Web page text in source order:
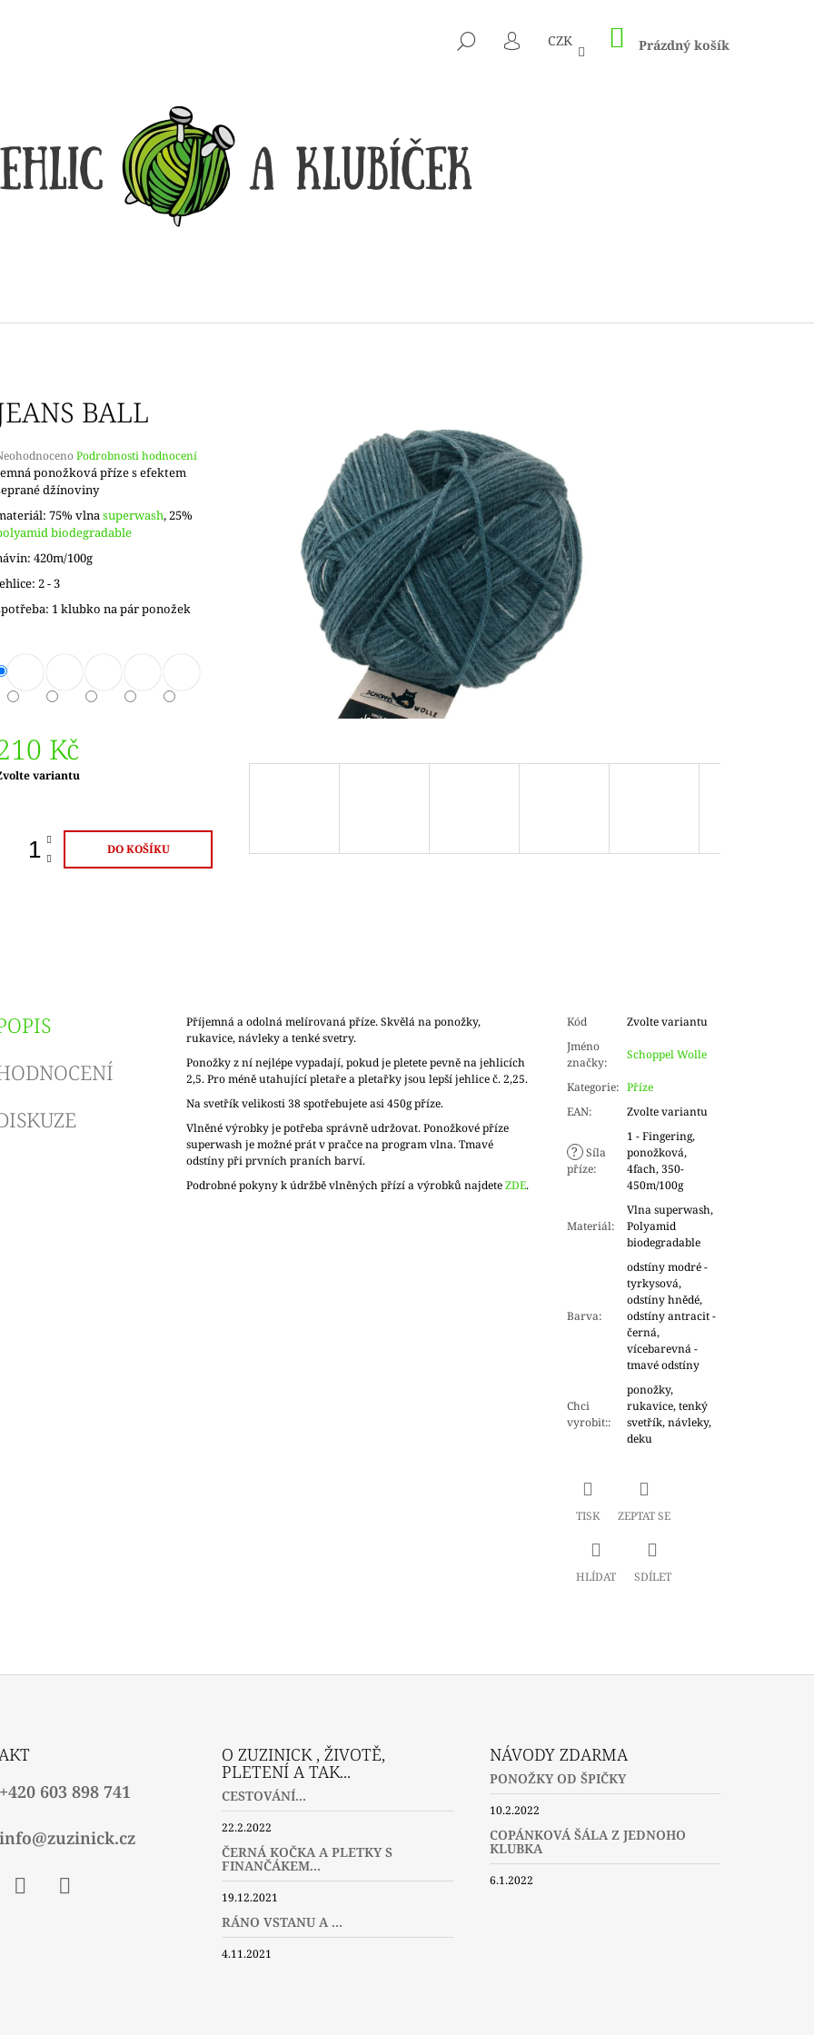
HLEDAT
PŘIHLÁŠENÍ
CZK NÁKUPNÍ
KOŠÍK
Prázdný košík
BALL
Podrobnosti hodnocení
ponožková příze s efektem
džínoviny
75% vlnasuperwash, 25%
biodegradable
420m/100g
2 - 3
1 klubko na pár ponožek
Kč
variantu
DO KOŠÍKU
Příjemná a odolná melírovaná příze. Skvělá na ponožky,
rukavice, návleky a tenké svetry.
Ponožky z ní nejlépe vypadají, pokud je pletete pevně na jehlicích
2,5. Pro méně utahující pletaře a pletařky jsou lepší jehlice č. 2,25.
Na svetřík velikosti 38 spotřebujete asi 450g příze.
Vlněné výrobky je potřeba správně udržovat. Ponožkové příze
superwash je možné prát v pračce na program vlna. Tmavé
odstíny při prvních praních barví.
Podrobné pokyny k údržbě vlněných přízí a výrobků najdeteZDE.
Kód
Zvolte variantu
Jméno
značky:
Schoppel Wolle
Kategorie: Příze
EAN: Zvolte variantu
? Síla
příze:
1 - Fingering,
ponožková,
4fach, 350-
450m/100g
Materiál:
Vlna superwash,
Polyamid
biodegradable
Barva:
odstíny modré -
tyrkysová,
odstíny hnědé,
odstíny antracit -
černá,
vícebarevná -
tmavé odstíny
Chci
vyrobit::
ponožky,
rukavice, tenký
svetřík, návleky,
deku
TISK ZEPTAT SE
HLÍDAT SDÍLET
CO POTŘEBUJETE NAJÍT?
HLEDAT
Kč
+420 603 898 741
info@zuzinick.cz
O ZUZINICK , ŽIVOTĚ,
PLETENÍ A TAK...
CESTOVÁNÍ...
22.2.2022
ČERNÁ KOČKA A PLETKY S
FINANČÁKEM...
19.12.2021
RÁNO VSTANU A ...
4.11.2021
NÁVODY ZDARMA
PONOŽKY OD ŠPIČKY
10.2.2022
COPÁNKOVÁ ŠÁLA Z JEDNOHO
KLUBKA
6.1.2022